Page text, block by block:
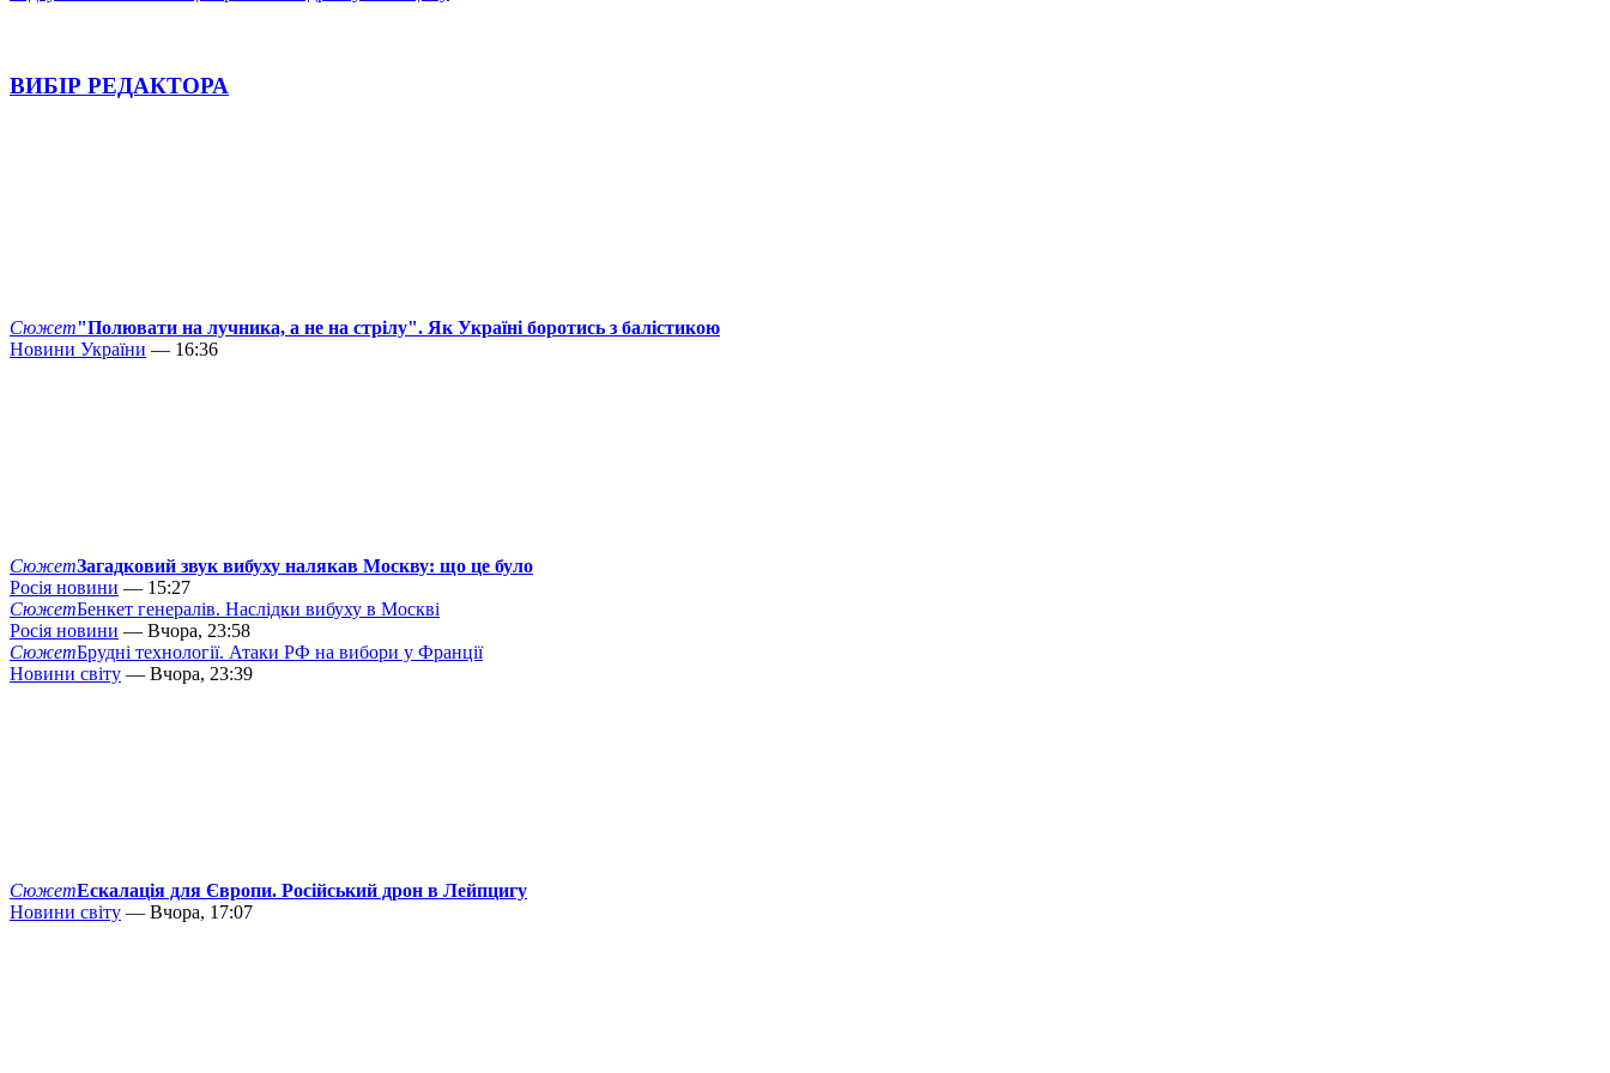
ВИБІР РЕДАКТОРА
Сюжет"Полювати на лучника, а не на стрілу". Як Україні боротись з балістикою
Новини України — 16:36
СюжетЗагадковий звук вибуху налякав Москву: що це було
Росія новини — 15:27
СюжетБенкет генералів. Наслідки вибуху в Москві
Росія новини — Вчора, 23:58
СюжетБрудні технології. Атаки РФ на вибори у Франції
Новини світу — Вчора, 23:39
СюжетЕскалація для Європи. Російський дрон в Лейпцигу
Новини світу — Вчора, 17:07